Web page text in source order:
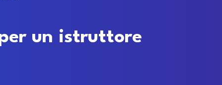
un istruttore